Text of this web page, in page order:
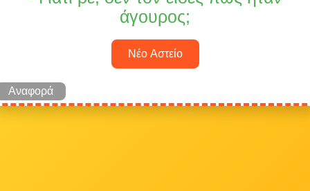
άγουρος;
Νέο Αστείο
Αναφορά